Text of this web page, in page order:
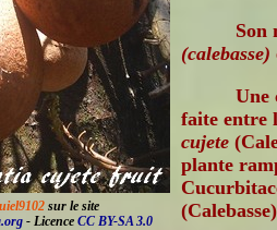
sur le site
- Licence CC BY-SA 3.0
Son
(calebasse)
Une
faite
cujete
plante